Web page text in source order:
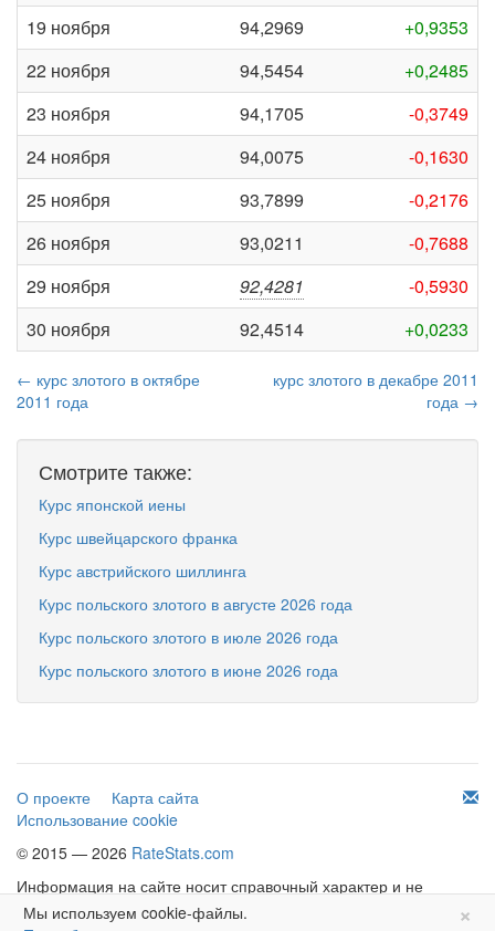
19 ноября
94,2969
+0,9353
22 ноября
94,5454
+0,2485
23 ноября
94,1705
-0,3749
24 ноября
94,0075
-0,1630
25 ноября
93,7899
-0,2176
26 ноября
93,0211
-0,7688
29 ноября
92,4281
-0,5930
30 ноября
92,4514 +0,0233
← курс злотого в октябре
2011 года
курс злотого в декабре 2011
года →
Смотрите также:
Курс японской иены
Курс швейцарского франка
Курс австрийского шиллинга
Курс польского злотого в августе 2026 года
Курс польского злотого в июле 2026 года
Курс польского злотого в июне 2026 года
О проекте
Карта сайта
Использование cookie
© 2015 — 2026 RateStats.com
Информация на сайте носит справочный характер и не
является офертой.
×
Мы используем cookie-файлы.